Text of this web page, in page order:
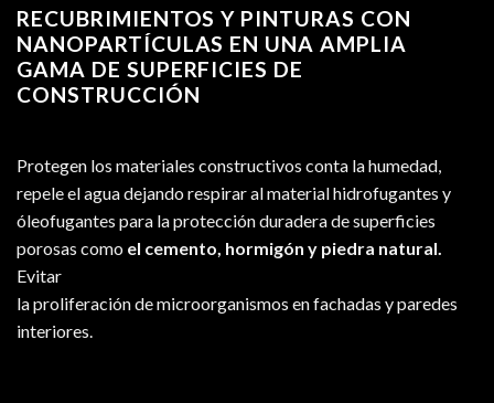
RECUBRIMIENTOS Y PINTURAS CON
NANOPARTÍCULAS EN UNA AMPLIA
GAMA DE SUPERFICIES DE
CONSTRUCCIÓN
Protegen los materiales constructivos conta la humedad,
repele el agua dejando respirar al material hidrofugantes y
óleofugantes para la protección duradera de superficies
porosas como el cemento, hormigón y piedra natural.
Evitar
la proliferación de microorganismos en fachadas y paredes
interiores.